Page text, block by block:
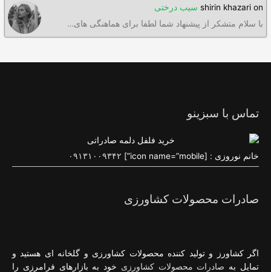
shirin khazari on
سیب درختی
با سلام متشکر از پیشنهاد شما لطفا برای هماهنگی های…
تماس با سبزینو
خانم نوروزی : [icon name=”mobile”] ۰۹۱۳۱۰۰۹۳۴۲
صادرات محصولات کشاورزی
اگر کشاورز و تولید کننده محصولات کشاورزی و گلخانه ای هستید و
تمایل به صادرات محصولات کشاورزی خود به بازارهای فرامرزی را